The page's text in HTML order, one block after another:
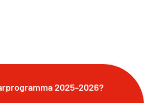
2025-2026?